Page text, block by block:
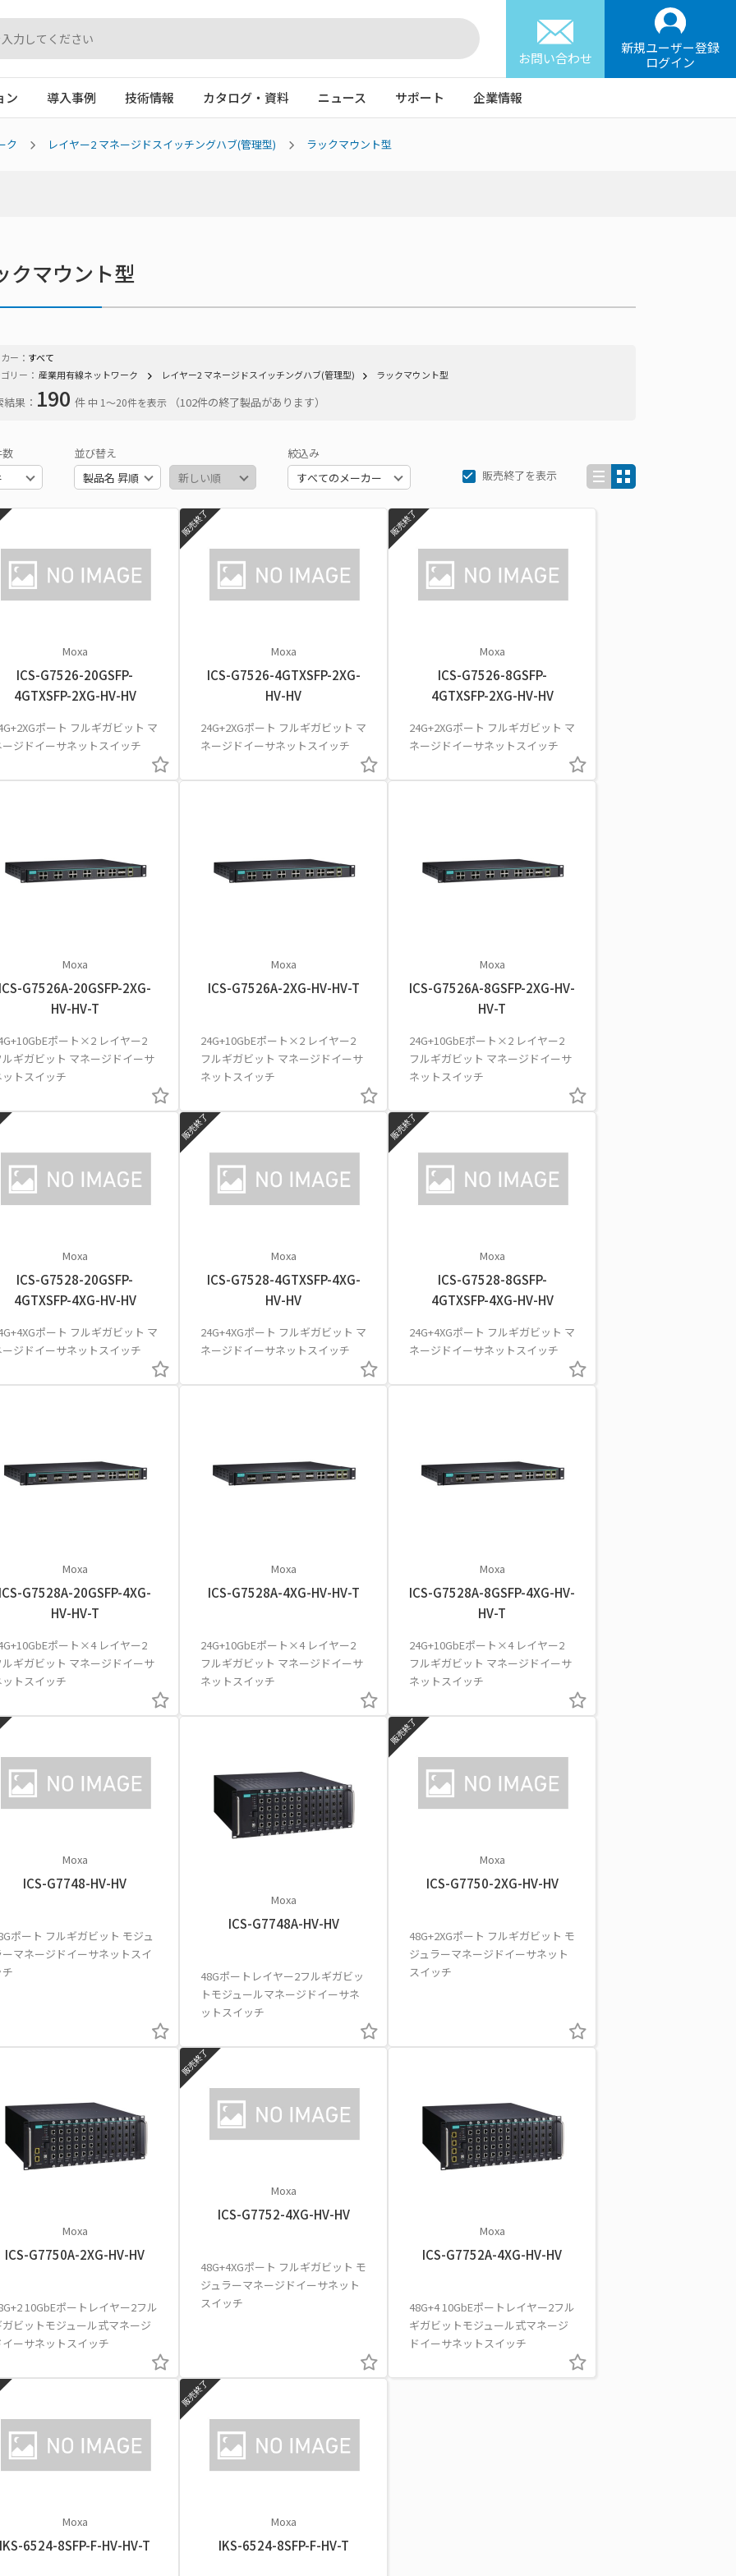
お問い合わせ
新規ユーザー登録
ログイン
ン 導入事例 技術情報 カタログ・資料 ニュース サポート 企業情報
ク レイヤー2 マネージドスイッチングハブ(管理型) ラックマウント型
クマウント型
ー： すべて
リー： 産業用有線ネットワーク レイヤー2 マネージドスイッチングハブ(管理型) ラックマウント型
果： 190 件 中 1〜20件を表示 （102件の終了製品があります）
並び替え
絞込み
販売終了を表示
Moxa
ICS-G7526-20GSFP-
4GTXSFP-2XG-HV-HV
ポート フルギガビット マ
ジドイーサネットスイッチ
販売終了
Moxa
ICS-G7526-4GTXSFP-2XG-
HV-HV
24G+2XGポート フルギガビット マ
ネージドイーサネットスイッチ
販売終了
Moxa
ICS-G7526-8GSFP-
4GTXSFP-2XG-HV-HV
24G+2XGポート フルギガビット マ
ネージドイーサネットスイッチ
Moxa
G7526A-20GSFP-2XG-
HV-HV-T
ポート×2 レイヤー2
ギガビット マネージドイーサ
トスイッチ
Moxa
ICS-G7526A-2XG-HV-HV-T
24G+10GbEポート×2 レイヤー2
フルギガビット マネージドイーサ
ネットスイッチ
Moxa
ICS-G7526A-8GSFP-2XG-HV-
HV-T
24G+10GbEポート×2 レイヤー2
フルギガビット マネージドイーサ
ネットスイッチ
Moxa
ICS-G7528-20GSFP-
4GTXSFP-4XG-HV-HV
ポート フルギガビット マ
ジドイーサネットスイッチ
販売終了
Moxa
ICS-G7528-4GTXSFP-4XG-
HV-HV
24G+4XGポート フルギガビット マ
ネージドイーサネットスイッチ
販売終了
Moxa
ICS-G7528-8GSFP-
4GTXSFP-4XG-HV-HV
24G+4XGポート フルギガビット マ
ネージドイーサネットスイッチ
Moxa
G7528A-20GSFP-4XG-
HV-HV-T
ポート×4 レイヤー2
ギガビット マネージドイーサ
トスイッチ
Moxa
ICS-G7528A-4XG-HV-HV-T
24G+10GbEポート×4 レイヤー2
フルギガビット マネージドイーサ
ネットスイッチ
Moxa
ICS-G7528A-8GSFP-4XG-HV-
HV-T
24G+10GbEポート×4 レイヤー2
フルギガビット マネージドイーサ
ネットスイッチ
Moxa
ICS-G7748-HV-HV
ポート フルギガビット モジュ
マネージドイーサネットスイ
Moxa
ICS-G7748A-HV-HV
48Gポートレイヤー2フルギガビッ
トモジュールマネージドイーサネ
ットスイッチ
販売終了
Moxa
ICS-G7750-2XG-HV-HV
48G+2XGポート フルギガビット モ
ジュラーマネージドイーサネット
スイッチ
Moxa
ICS-G7750A-2XG-HV-HV
10GbEポートレイヤー2フル
ビットモジュール式マネージ
ーサネットスイッチ
販売終了
Moxa
ICS-G7752-4XG-HV-HV
48G+4XGポート フルギガビット モ
ジュラーマネージドイーサネット
スイッチ
Moxa
ICS-G7752A-4XG-HV-HV
48G+4 10GbEポートレイヤー2フル
ギガビットモジュール式マネージ
ドイーサネットスイッチ
Moxa
IKS-6524-8SFP-F-HV-HV-T
販売終了
Moxa
IKS-6524-8SFP-F-HV-T